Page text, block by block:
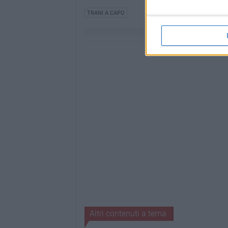
TRANI A CAPO
Altri contenuti a tema